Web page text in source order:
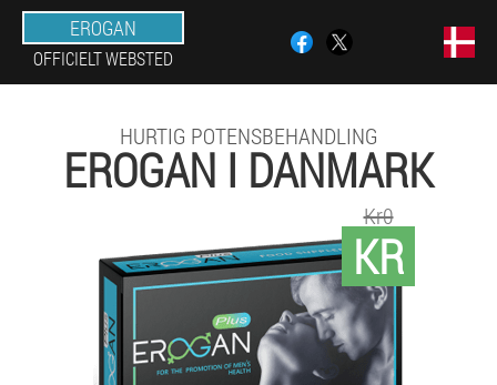
EROGAN
OFFICIELT WEBSTED
HURTIG POTENSBEHANDLING
EROGAN I DANMARK
KR
Kr0